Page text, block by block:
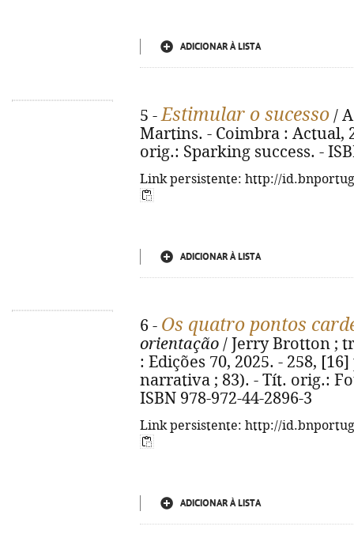
ADICIONAR À LISTA
5 -Estimular o sucesso /
Martins. - Coimbra : Actual,
orig.: Sparking success. -
Link persistente: http://
ADICIONAR À LISTA
6 - Os quatro pontos
orientação / Jerry Brotton ;
: Edições 70, 2025. - 258,
narrativa ; 83). - Tít. orig.:
ISBN 978-972-44-2896-3
Link persistente: http://
ADICIONAR À LISTA